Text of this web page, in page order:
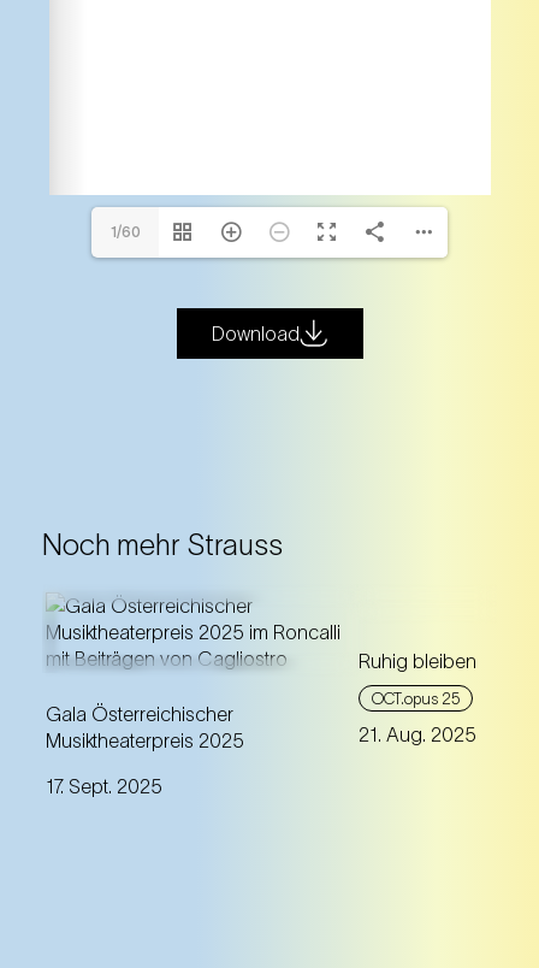
1/60
Download
Noch mehr Strauss
Gala Österreichischer
Musiktheaterpreis 2025
17. Sept. 2025
Musiktheaterpreis 2025 im
Zirkuszelt des Circus-Theater
Galaveranstaltung mit
Ruhig bleiben
OCT.opus 25
21. Aug. 2025
Philosophie und
Gespräch: Zwei
Hochkaräter der